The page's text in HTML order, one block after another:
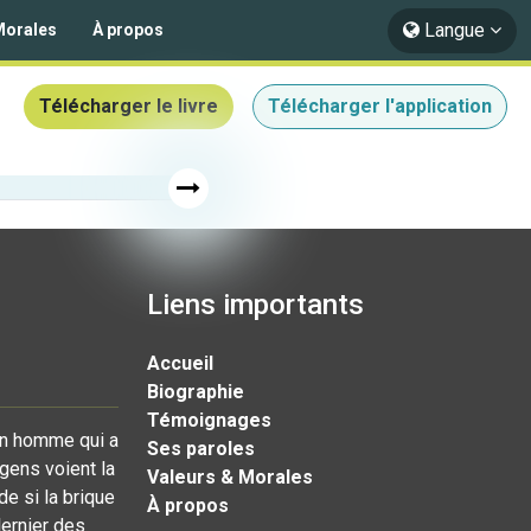
À propos Langue
Télécharger le livre Télécharger l'application
homme qui a
voient la
si la brique
des
Liens importants
Accueil
Biographie
Témoignages
Ses paroles
Valeurs & Morales
À propos